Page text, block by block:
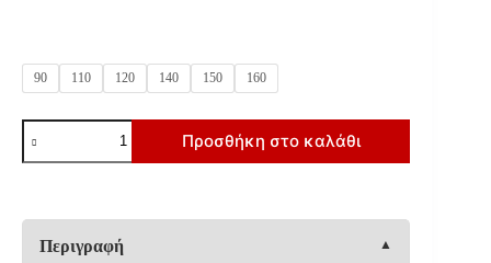
90 110 120 140 150 160
Silk
ποσότητα
Προσθήκη στο καλάθι
Περιγραφή